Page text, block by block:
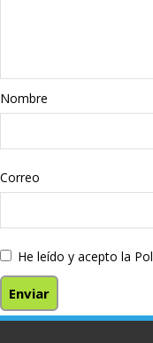
libros
Correo
He leído y acepto la